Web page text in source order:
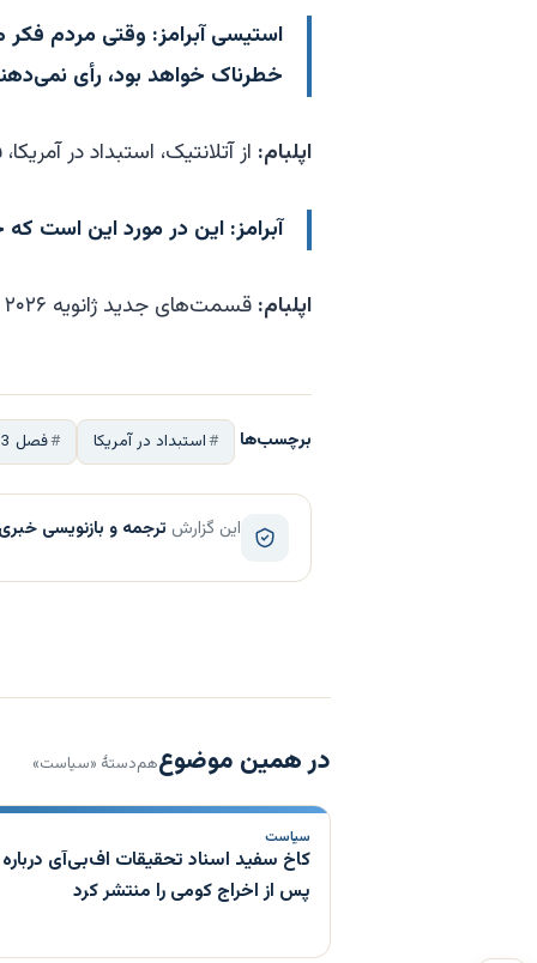
استیسی آبرامز: وقتی مردم فکر
خطرناک خواهد بود، رأی
اپلبام: ازآتلانتیک، استبداد در آمریکا
آبرامز: این در مورد این است که
اپلبام: قسمت‌های جدید ژانویه ۲۰۲۶ منتشر می‌شوند.
برچسب‌ها استبداد در آمریکا فصل 3 پادکست
این گزارش ترجمه و بازنویسی
در همین موضوعهم‌دستهٔ «سیاست»
سیاست
کاخ سفید اسناد تحقیقات اف‌بی‌آی
پس از اخراج کومی را منتشر کرد